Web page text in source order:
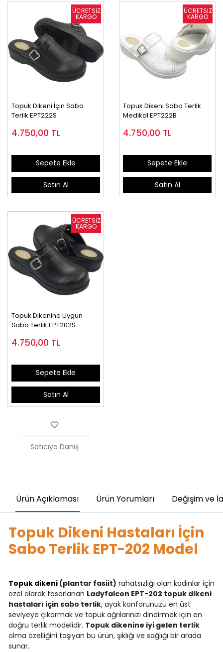
Topuk Dikeni İçin Sabo
Terlik EPT222S
4.750,00 TL
Sepete Ekle
Satın Al
Topuk Dikeni Sabo Terlik
Medikal EPT222B
4.750,00 TL
Sepete Ekle
Satın Al
Topuk Dikenine Uygun
Sabo Terlik EPT202S
4.750,00 TL
Sepete Ekle
Satın Al
Satıcıya Danış
Ürün Açıklaması Ürün Yorumları Değişim ve
Topuk Dikeni Hastaları İçin
Sabo Terlik EPT-202 Model
Topuk dikeni(plantar fasiit) rahatsızlığı olan kadınlar için
özel olarak tasarlanan Ladyfalcon EPT-202 topuk dikeni
hastaları için sabo terlik, ayak konforunuzu en üst
seviyeye çıkarmak ve topuk ağrılarınızı dindirmek için en
doğru terlik modelidir. Topuk dikenine iyi gelen terlik
olma özelliğini taşıyan bu ürün, şıklığı ve sağlığı bir arada
sunar.